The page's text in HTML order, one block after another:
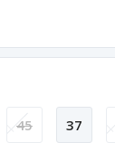
45 37